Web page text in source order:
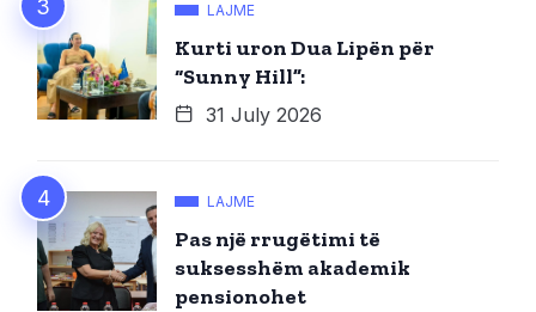
LAJME
Kurti uron Dua Lipën për
“Sunny Hill”:
31 July 2026
LAJME
Pas një rrugëtimi të
suksesshëm akademik
pensionohet